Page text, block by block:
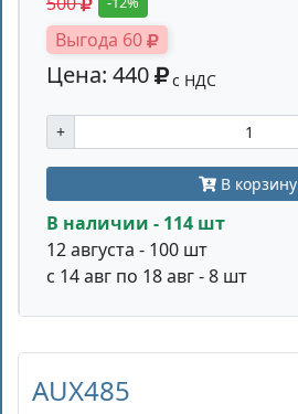
Выгода 60
Цена: 440 с НДС
+
В корзину
В наличии - 114 шт
12 августа - 100 шт
с 14 авг по 18 авг - 8 шт
AUX485